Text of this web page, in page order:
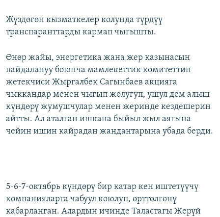
Жүздөгөн кызматкелер колунда түрдүү
транспаранттарды кармап чыгышты.
Өнөр жайы, энергетика жана жер казынасын
пайдалануу боюнча мамлекеттик комитеттин
жетекчиси Жыргалбек Сагынбаев акцияга
чыккандар менен чыгып жолугуп, ушул дем алыш
күндөрү жумушчулар менен жеринде кездешерин
айтты. Ал аталган ишкана быйыл жыл аягына
чейин ишин кайрадан жандантарына убада берди.
5-6-7-октябрь күндөрү бир катар кен иштетүүчү
компанияларга чабуул коюлуп, өрттөлгөнү
кабарланган. Алардын ичинде Таластагы Жерүй